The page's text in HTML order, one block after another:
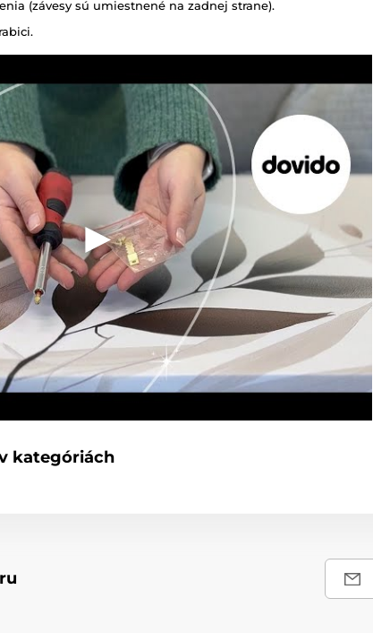
(závesy sú umiestnené na zadnej strane).
kategóriách